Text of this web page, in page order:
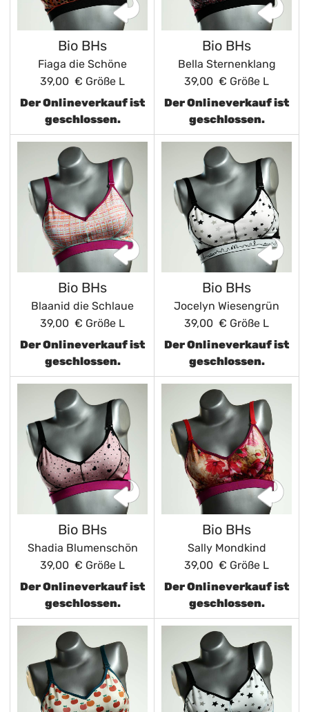
Bio BHs
Fiaga die Schöne
39,00 € Größe L
Der Onlineverkauf ist
geschlossen.
Bio BHs
Bella Sternenklang
39,00 € Größe L
Der Onlineverkauf ist
geschlossen.
Bio BHs
Blaanid die Schlaue
39,00 € Größe L
Der Onlineverkauf ist
geschlossen.
Bio BHs
Jocelyn Wiesengrün
39,00 € Größe L
Der Onlineverkauf ist
geschlossen.
Bio BHs
Shadia Blumenschön
39,00 € Größe L
Der Onlineverkauf ist
geschlossen.
Bio BHs
Sally Mondkind
39,00 € Größe L
Der Onlineverkauf ist
geschlossen.